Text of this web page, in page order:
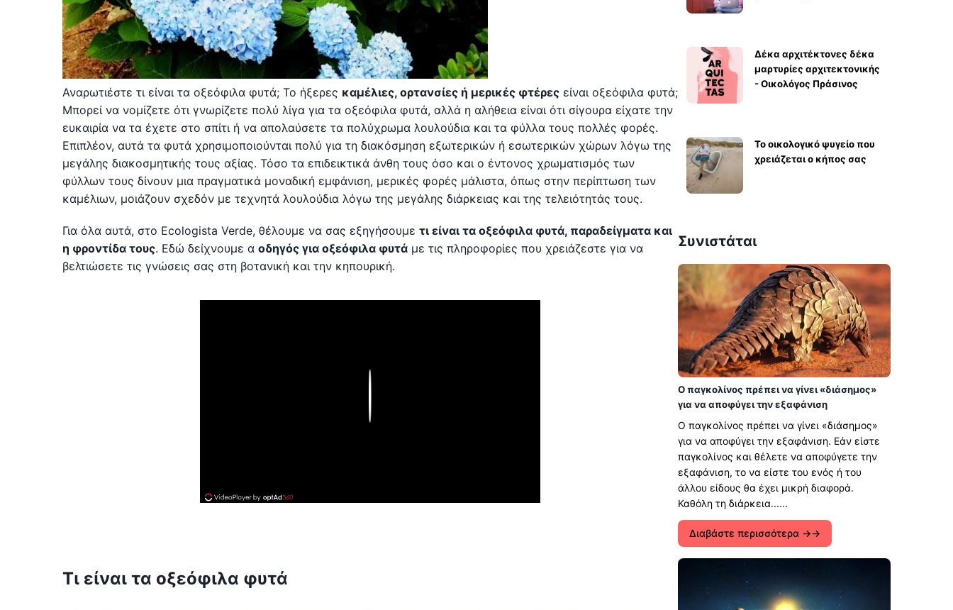
Αναρωτιέστε τι είναι τα οξεόφιλα φυτά; Το ήξερες καμέλιες, ορτανσίες ή μερικές φτέρες είναι οξεόφιλα φυτά;
Μπορεί να νομίζετε ότι γνωρίζετε πολύ λίγα για τα οξεόφιλα φυτά, αλλά η αλήθεια είναι ότι σίγουρα είχατε την
ευκαιρία να τα έχετε στο σπίτι ή να απολαύσετε τα πολύχρωμα λουλούδια και τα φύλλα τους πολλές φορές.
Επιπλέον, αυτά τα φυτά χρησιμοποιούνται πολύ για τη διακόσμηση εξωτερικών ή εσωτερικών χώρων λόγω της
μεγάλης διακοσμητικής τους αξίας. Τόσο τα επιδεικτικά άνθη τους όσο και ο έντονος χρωματισμός των
φύλλων τους δίνουν μια πραγματικά μοναδική εμφάνιση, μερικές φορές μάλιστα, όπως στην περίπτωση των
καμέλιων, μοιάζουν σχεδόν με τεχνητά λουλούδια λόγω της μεγάλης διάρκειας και της τελειότητάς τους.
Για όλα αυτά, στο Ecologista Verde, θέλουμε να σας εξηγήσουμε τι είναι τα οξεόφιλα φυτά, παραδείγματα και
η φροντίδα τους. Εδώ δείχνουμε α οδηγός για οξεόφιλα φυτά με τις πληροφορίες που χρειάζεστε για να
βελτιώσετε τις γνώσεις σας στη βοτανική και την κηπουρική.
Τι είναι τα οξεόφιλα φυτά
Δέκα αρχιτέκτονες δέκα
μαρτυρίες αρχιτεκτονικής
- Οικολόγος Πράσινος
Το οικολογικό ψυγείο που
χρειάζεται ο κήπος σας
Συνιστάται
Ο παγκολίνος πρέπει να γίνει «διάσημος»
για να αποφύγει την εξαφάνιση
Ο παγκολίνος πρέπει να γίνει «διάσημος»
για να αποφύγει την εξαφάνιση. Εάν είστε
παγκολίνος και θέλετε να αποφύγετε την
εξαφάνιση, το να είστε του ενός ή του
άλλου είδους θα έχει μικρή διαφορά.
Καθόλη τη διάρκεια......
Διαβάστε περισσότερα →